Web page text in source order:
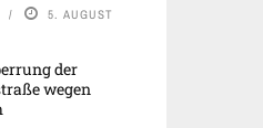
5. AUGUST
der
wegen